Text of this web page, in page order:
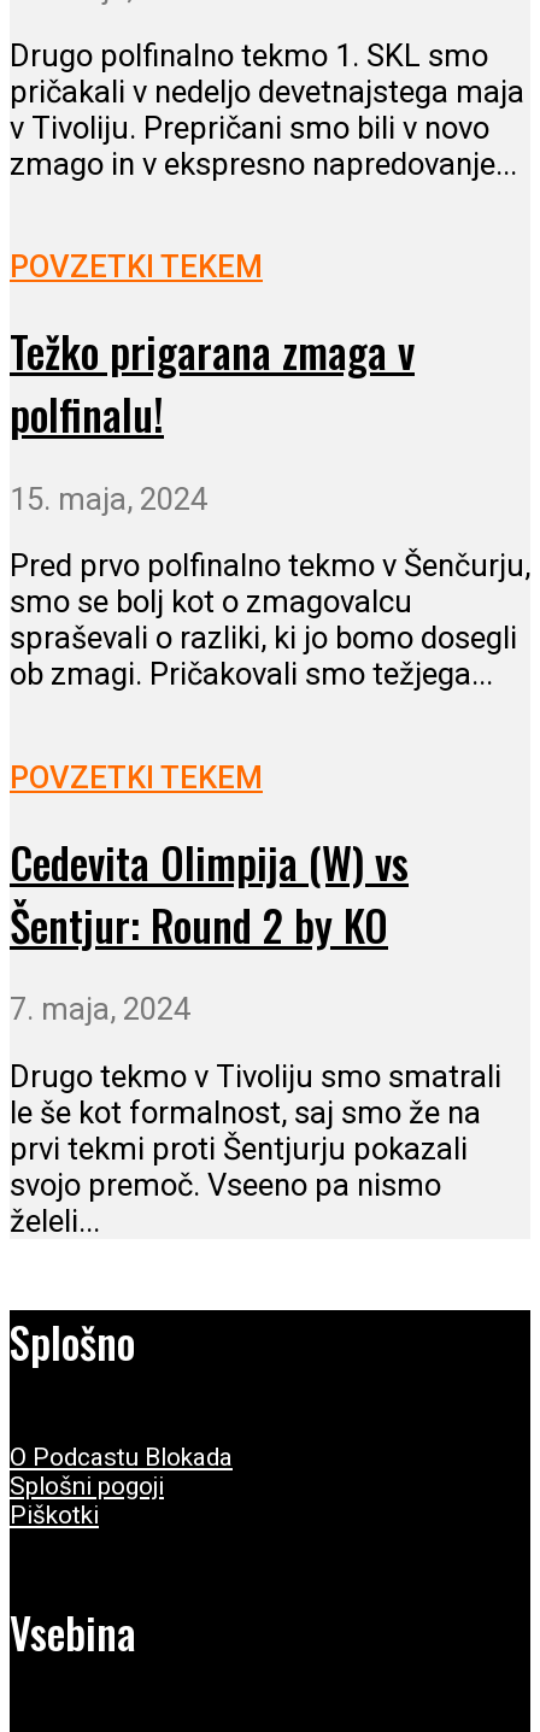
Drugo polfinalno tekmo 1. SKL smo
pričakali v nedeljo devetnajstega maja
v Tivoliju. Prepričani smo bili v novo
zmago in v ekspresno napredovanje...
POVZETKI TEKEM
Težko prigarana zmaga v
polfinalu!
15. maja, 2024
Pred prvo polfinalno tekmo v Šenčurju,
smo se bolj kot o zmagovalcu
spraševali o razliki, ki jo bomo dosegli
ob zmagi. Pričakovali smo težjega...
POVZETKI TEKEM
Cedevita Olimpija (W) vs
Šentjur: Round 2 by KO
7. maja, 2024
Drugo tekmo v Tivoliju smo smatrali
le še kot formalnost, saj smo že na
prvi tekmi proti Šentjurju pokazali
svojo premoč. Vseeno pa nismo
želeli...
Splošno
O Podcastu Blokada
Splošni pogoji
Piškotki
Vsebina